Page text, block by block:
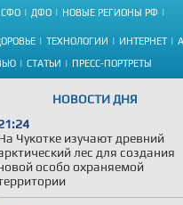
СФО ДФО НОВЫЕ РЕГИОНЫ РФ
ТЕХНОЛОГИИ ИНТЕРНЕТ
СТАТЬИ ПРЕСС-ПОРТРЕТЫ
НОВОСТИ ДНЯ
Чукотке изучают древний
лес для создания
особо охраняемой